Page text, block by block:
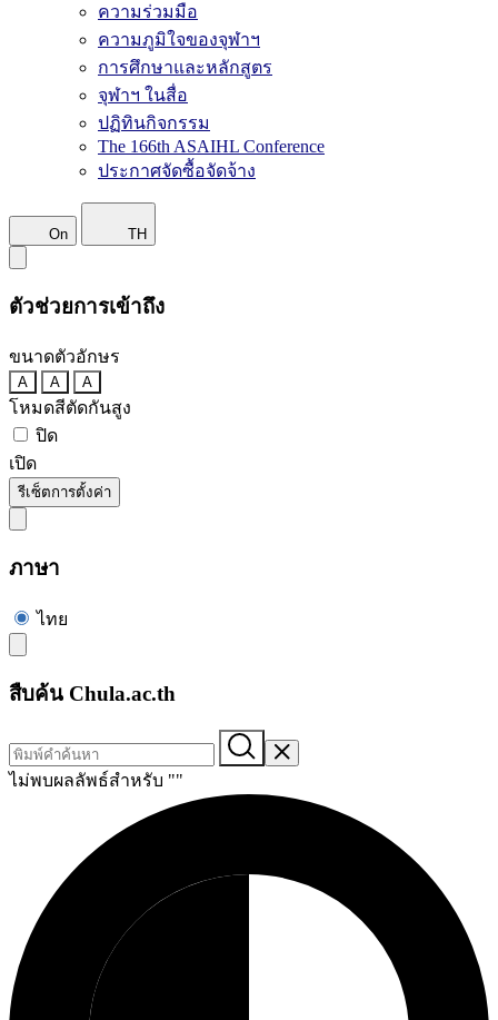
ความร่วมมือ
ความภูมิใจของจุฬาฯ
การศึกษาและหลักสูตร
จุฬาฯ ในสื่อ
ปฏิทินกิจกรรม
The 166th ASAIHL Conference
ประกาศจัดซื้อจัดจ้าง
On TH
ตัวช่วยการเข้าถึง
ขนาดตัวอักษร
A A A
โหมดสีตัดกันสูง
ปิด
เปิด
รีเซ็ตการตั้งค่า
ภาษา
ไทย
สืบค้น Chula.ac.th
ไม่พบผลลัพธ์สำหรับ ""